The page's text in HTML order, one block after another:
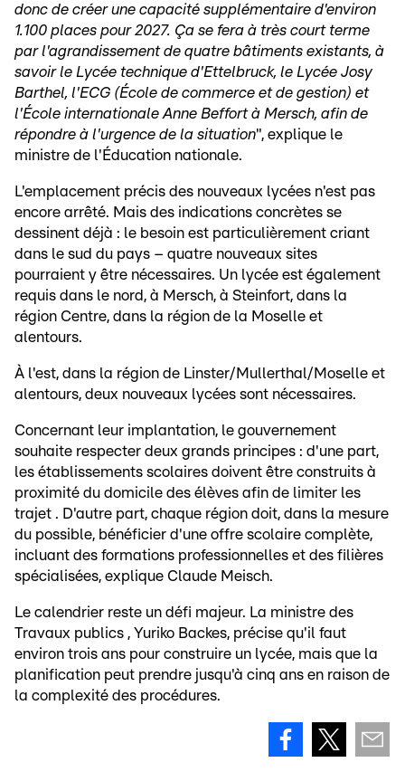
donc de créer une capacité supplémentaire d'environ
1.100 places pour 2027. Ça se fera à très court terme
par l'agrandissement de quatre bâtiments existants, à
savoir le Lycée technique d'Ettelbruck, le Lycée Josy
Barthel, l'ECG (École de commerce et de gestion) et
l'École internationale Anne Beffort à Mersch, afin de
répondre à l'urgence de la situation", explique le
ministre de l'Éducation nationale.
L'emplacement précis des nouveaux lycées n'est pas
encore arrêté. Mais des indications concrètes se
dessinent déjà : le besoin est particulièrement criant
dans le sud du pays – quatre nouveaux sites
pourraient y être nécessaires. Un lycée est également
requis dans le nord, à Mersch, à Steinfort, dans la
région Centre, dans la région de la Moselle et
alentours.
À l'est, dans la région de Linster/Mullerthal/Moselle et
alentours, deux nouveaux lycées sont nécessaires.
Concernant leur implantation, le gouvernement
souhaite respecter deux grands principes : d'une part,
les établissements scolaires doivent être construits à
proximité du domicile des élèves afin de limiter les
trajet . D'autre part, chaque région doit, dans la mesure
du possible, bénéficier d'une offre scolaire complète,
incluant des formations professionnelles et des filières
spécialisées, explique Claude Meisch.
Le calendrier reste un défi majeur. La ministre des
Travaux publics , Yuriko Backes, précise qu'il faut
environ trois ans pour construire un lycée, mais que la
planification peut prendre jusqu'à cinq ans en raison de
la complexité des procédures.